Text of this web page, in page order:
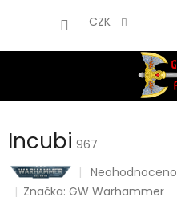
CZK
Incubi 967
Průměrné
hodnocení
Neohodnoceno
Značka:GW Warhammer